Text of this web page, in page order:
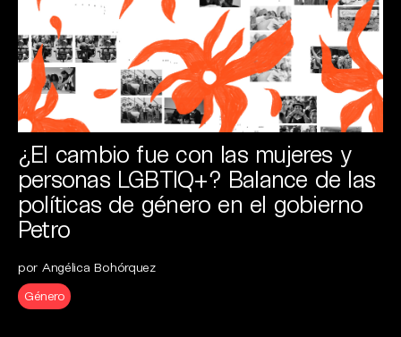
¿El cambio fue con las mujeres y
personas LGBTIQ+? Balance de las
políticas de género en el gobierno
Petro
por Angélica Bohórquez
Género